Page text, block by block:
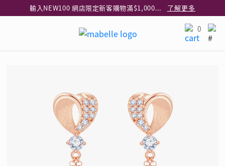
輸入NEW100 網店限定新客購物滿$1,000減$100
了解更多
指定純銀動物耳環2件享7折
網店限定 滿$3,000送精緻禮盒包裝及驚喜禮品
了解更多
0